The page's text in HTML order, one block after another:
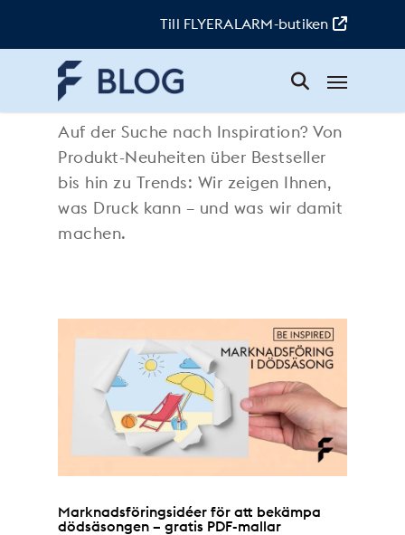
Till FLYERALARM-butiken
BeInspired
Auf der Suche nach Inspiration? Von
Produkt-Neuheiten über Bestseller
bis hin zu Trends: Wir zeigen Ihnen,
was Druck kann – und was wir damit
machen.
Marknadsföringsidéer för att bekämpa
dödsäsongen – gratis PDF-mallar